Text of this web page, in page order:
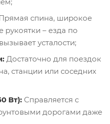
спина, широкое
рукоятки – езда по
усталости;
Достаточно для поездок
станции или соседних
Вт): Справляется с
дорогами даже